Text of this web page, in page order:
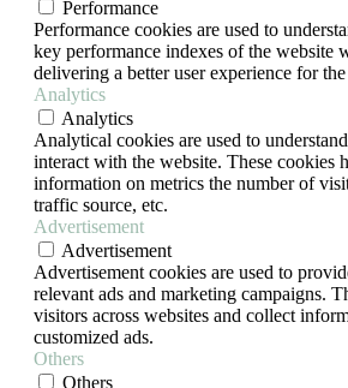
Performance
Performance cookies are used to
key performance indexes of the website
delivering a better user experience for
Analytics
Analytics
Analytical cookies are used to
interact with the website. These cookies
information on metrics the number of
traffic source, etc.
Advertisement
Advertisement
Advertisement cookies are used to
relevant ads and marketing campaigns.
visitors across websites and collect
customized ads.
Others
Others